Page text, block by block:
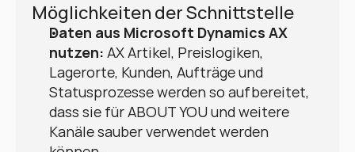
Möglichkeiten der Schnittstelle
Daten aus Microsoft Dynamics AX
nutzen: AX Artikel, Preislogiken,
Lagerorte, Kunden, Aufträge und
Statusprozesse werden so aufbereitet,
dass sie für ABOUT YOU und weitere
Kanäle sauber verwendet werden